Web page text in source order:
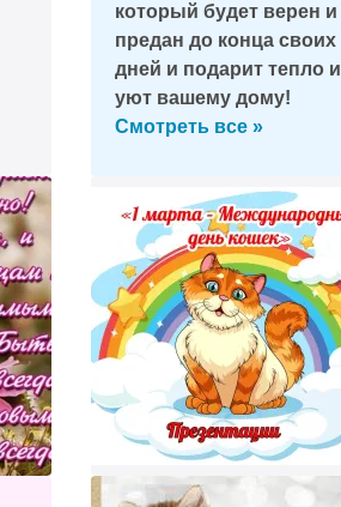
который будет верен и
предан до конца своих
дней и подарит тепло и
уют вашему дому!
Смотреть все »